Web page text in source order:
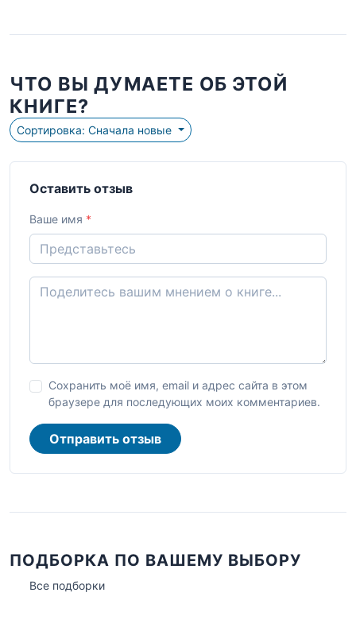
ЧТО ВЫ ДУМАЕТЕ ОБ ЭТОЙ
КНИГЕ?
Сортировка: Сначала новые
Оставить отзыв
Ваше имя *
Сохранить моё имя, email и адрес сайта в этом
браузере для последующих моих комментариев.
Отправить отзыв
ПОДБОРКА ПО ВАШЕМУ ВЫБОРУ
Все подборки